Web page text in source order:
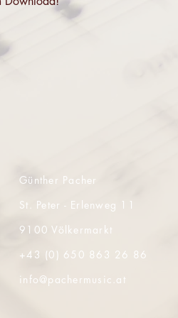
Günther Pacher
St. Peter - Erlenweg 11
9100 Völkermarkt
+43 (0) 650 863 26 86
info@pachermusic.at